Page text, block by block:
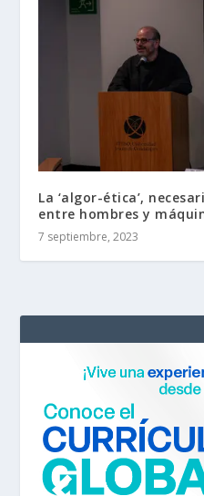
La ‘algor-ética’,
entre hombres y
7 septiembre, 2023